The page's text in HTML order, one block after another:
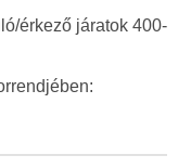
érkező járatok 400-